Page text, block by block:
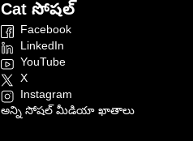
Cat సోషల్
Facebook
LinkedIn
YouTube
X
Instagram
అన్ని సోషల్ మీడియా ఖాతాలు